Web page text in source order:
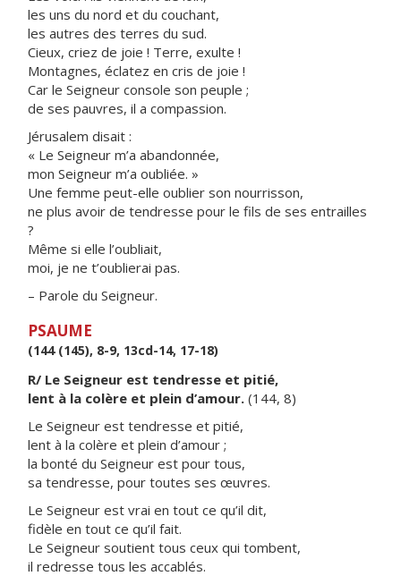
les uns du nord et du couchant,
les autres des terres du sud.
Cieux, criez de joie ! Terre, exulte !
Montagnes, éclatez en cris de joie !
Car le Seigneur console son peuple ;
de ses pauvres, il a compassion.
Jérusalem disait :
« Le Seigneur m’a abandonnée,
mon Seigneur m’a oubliée. »
Une femme peut-elle oublier son nourrisson,
ne plus avoir de tendresse pour le fils de ses entrailles
?
Même si elle l’oubliait,
moi, je ne t’oublierai pas.
– Parole du Seigneur.
PSAUME
(144 (145), 8-9, 13cd-14, 17-18)
R/ Le Seigneur est tendresse et pitié,
lent à la colère et plein d’amour. (144, 8)
Le Seigneur est tendresse et pitié,
lent à la colère et plein d’amour ;
la bonté du Seigneur est pour tous,
sa tendresse, pour toutes ses œuvres.
Le Seigneur est vrai en tout ce qu’il dit,
fidèle en tout ce qu’il fait.
Le Seigneur soutient tous ceux qui tombent,
il redresse tous les accablés.